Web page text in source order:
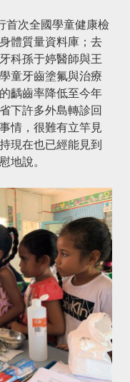
首次全國學童健康檢
體質量資料庫；去
科孫于婷醫師與王
童牙齒塗氟與治療
齲齒率降低至今年
下許多外島轉診回
情，很難有立竿見
現在也已經能見到
地說。